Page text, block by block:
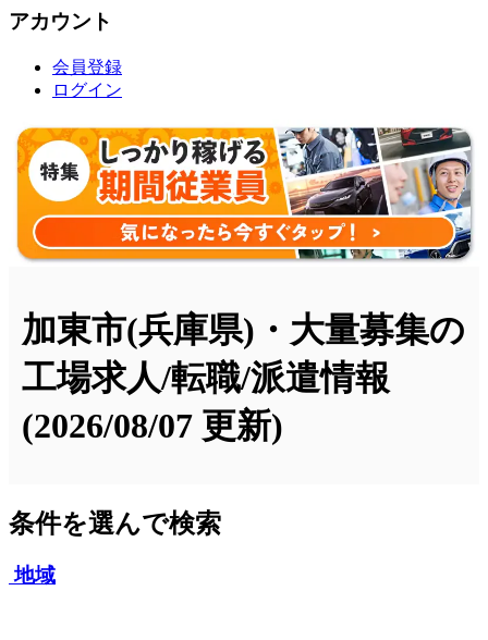
アカウント
会員登録
ログイン
加東市(兵庫県)・大量募集の
工場求人/転職/派遣情報
(2026/08/07 更新)
条件を選んで検索
地域